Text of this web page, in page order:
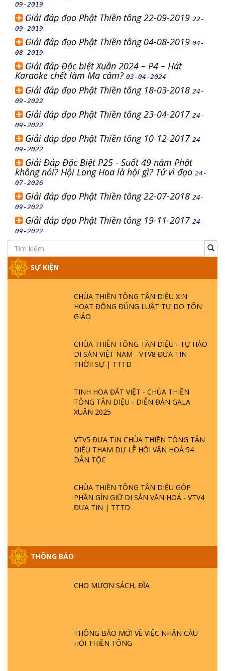
09-2019
Giải đáp đạo Phật Thiền tông 22-09-2019 22-
09-2019
Giải đáp đạo Phật Thiền tông 04-08-2019 04-
08-2019
Giải đáp Đặc biệt Xuân 2024 – P4 – Hát
Karaoke chết làm Ma câm? 03-04-2024
Giải đáp đạo Phật Thiền tông 18-03-2018 24-
09-2022
Giải đáp đạo Phật Thiền tông 23-04-2017 24-
09-2022
Giải đáp đạo Phật Thiền tông 10-12-2017 24-
09-2022
Giải Đáp Đặc Biệt P25 - Suốt 49 năm Phật
không nói? Hội Long Hoa là hội gì? Tử vì đạo 24-
07-2026
Giải đáp đạo Phật Thiền tông 22-07-2018 24-
09-2022
Giải đáp đạo Phật Thiền tông 19-11-2017 24-
09-2022
SỰ KIỆN
CHÙA THIỀN TÔNG TÂN DIỆU XIN
HOẠT ĐỘNG ĐÚNG LUẬT TỰ DO TÔN
GIÁO
CHÙA THIỀN TÔNG TÂN DIỆU - TỰ HÀO
DI SẢN VIỆT NAM - VTV8 ĐƯA TIN
THỜII SỰ | TTTD
TINH HOA ĐẤT VIỆT - CHÙA THIỀN
TÔNG TÂN DIỆU - DIỄN ĐÀN GALA
XUÂN 2025
VTV5 ĐƯA TIN CHÙA THIỀN TÔNG TÂN
DIỆU THAM DỰ LỄ HỘI VĂN HOÁ 54
DÂN TỘC
CHÙA THIỀN TÔNG TÂN DIỆU GÓP
PHẦN GÌN GIỮ DI SẢN VĂN HOÁ - VTV4
ĐƯA TIN | TTTD
THÔNG BÁO
CHO MƯỢN SÁCH, ĐĨA
THÔNG BÁO MỚI VỀ VIỆC NHẬN CÂU
HỎI THIỀN TÔNG
HỘI GÌ? TỬ VÌ ĐẠO
GIẢI ĐÁP ĐẶC BIỆT P24 - TÁNH PHẬT
ĐƯỢC HÌNH THÀNH NHƯ THẾ NÀO?
GIẢI ĐÁP ĐẶC BIỆT P23 - THIÊN ĐÀNG Ở
ĐÂU? ĐỊA NGỤC Ở ĐÂU? ĐỨC CHÚA TRỜI
LÀ AI? QUỶ SA TĂNG? | TTTD